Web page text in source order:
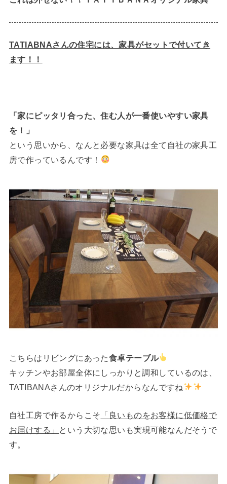
TATIABNAさんの住宅には、家具がセットで付いてき
ます！！
「家にピッタリ合った、住む人が一番使いやすい家具
を！」
という思いから、なんと必要な家具は全て自社の家具工
房で作っているんです！
こちらはリビングにあった食卓テーブル
キッチンやお部屋全体にしっかりと調和しているのは、
TATIBANAさんのオリジナルだからなんですね
自社工房で作るからこそ 「良いものをお客様に低価格で
お届けする」 という大切な思いも実現可能なんだそうで
す。